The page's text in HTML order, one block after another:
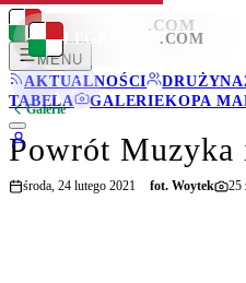
LEGIONISCI .COM
MENU
AKTUALNOŚCI
DRUŻYNA
TABELA
GALERIEKOPA
LEGIONISCI .COM
Galerie
Powrót Muzyka
środa, 24 lutego 2021 fot. Woytek 25